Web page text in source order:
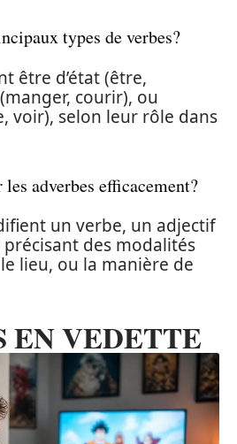
types de verbes?
être d’état (être,
courir), ou
voir), selon leur rôle dans
adverbes efficacement?
un verbe, un adjectif
des modalités
lieu, ou la manière de
EN VEDETTE